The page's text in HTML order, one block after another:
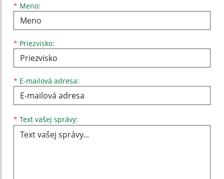
* Meno:
Meno
* Priezvisko:
Priezvisko
* E-mailová adresa:
E-mailová adresa
* Text vašej správy: